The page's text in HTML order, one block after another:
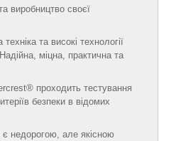
виробництво своєї
та високі технології
міцна, практична та
проходить тестування
безпеки в відомих
недорогою, але якісною